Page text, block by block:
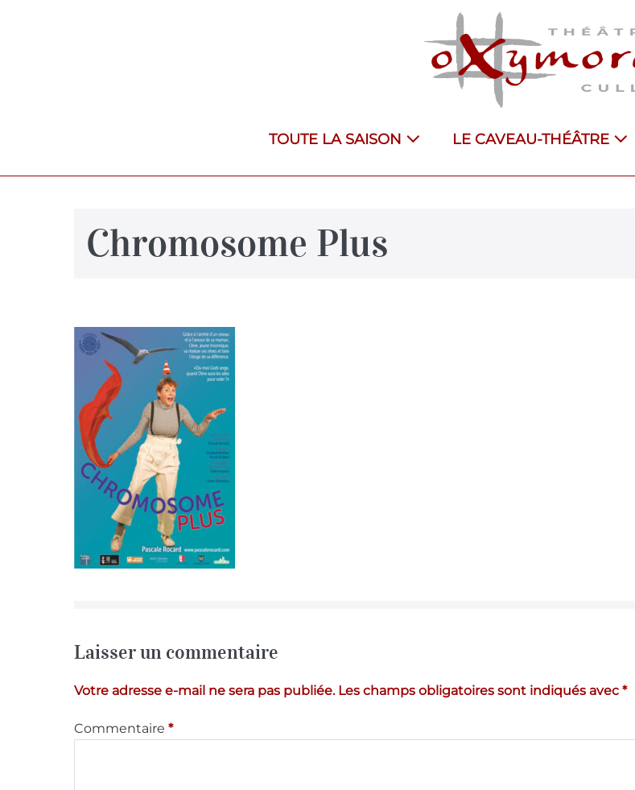
TOUTE LA SAISON LE CAVEAU-THÉÂTRE
Chromosome Plus
Laisser un commentaire
Votre adresse e-mail ne sera pas publiée. Les champs obligatoires sont indiqués avec *
Commentaire *